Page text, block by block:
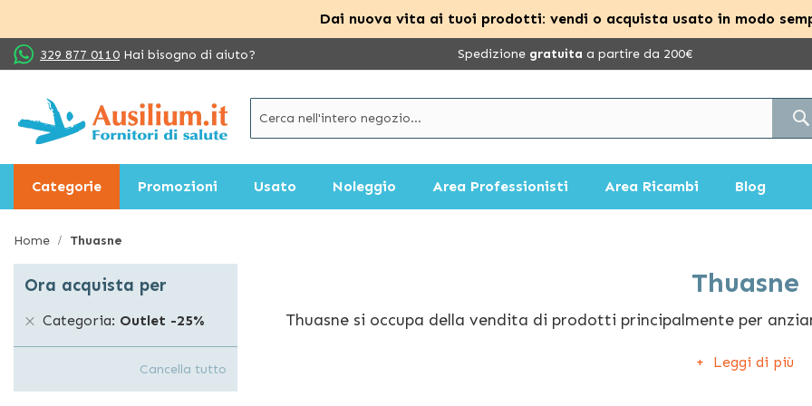
Dai nuova vita ai tuoi prodotti: vendi o acquista usato in modo
Salta
al
329 877 0110 Hai bisogno di aiuto? Spedizione gratuita a partire da 200€
Categorie Promozioni Usato Noleggio Area Professionisti Area Ricambi Blog
Home Thuasne
Thuasne
Thuasne si occupa della vendita di prodotti principalmente per
varie parti delicate del corpo come gomito, ginocchia e polso,
Leggi di più
Ora acquista per
Categoria Outlet -25%
Cancella tutto